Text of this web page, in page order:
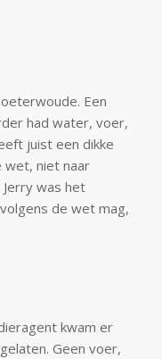
Een
had water, voer,
juist een dikke
wet, niet naar
was het
de wet mag,
kwam er
Geen voer,